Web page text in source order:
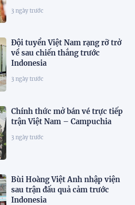
3 ngày trước
Đội tuyển Việt Nam rạng rỡ trở
về sau chiến thắng trước
Indonesia
3 ngày trước
Chính thức mở bán vé trực tiếp
trận Việt Nam – Campuchia
3 ngày trước
Bùi Hoàng Việt Anh nhập viện
sau trận đấu quả cảm trước
Indonesia